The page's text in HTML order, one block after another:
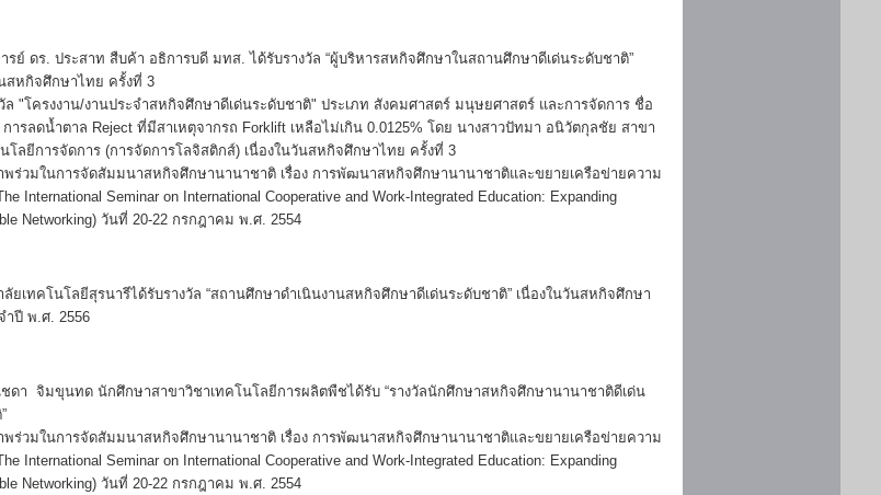
รย์ ดร. ประสาท สืบค้า อธิการบดี มทส. ได้รับรางวัล “ผู้บริหารสหกิจศึกษาในสถานศึกษาดีเด่นระดับชาติ”
สหกิจศึกษาไทย ครั้งที่ 3
ล "โครงงาน/งานประจำสหกิจศึกษาดีเด่นระดับชาติ" ประเภท สังคมศาสตร์ มนุษยศาสตร์ และการจัดการ ชื่อ
การลดน้ำตาล Reject ที่มีสาเหตุจากรถ Forklift เหลือไม่เกิน 0.0125% โดย นางสาวปัทมา อนิวัตกุลชัย สาขา
โลยีการจัดการ (การจัดการโลจิสติกส์) เนื่องในวันสหกิจศึกษาไทย ครั้งที่ 3
าพร่วมในการจัดสัมมนาสหกิจศึกษานานาชาติ เรื่อง การพัฒนาสหกิจศึกษานานาชาติและขยายเครือข่ายความ
International Seminar on International Cooperative and Work-Integrated Education: Expanding
Networking) วันที่ 20-22 กรกฎาคม พ.ศ. 2554
ยเทคโนโลยีสุรนารีได้รับรางวัล “สถานศึกษาดำเนินงานสหกิจศึกษาดีเด่นระดับชาติ” เนื่องในวันสหกิจศึกษา
ำปี พ.ศ. 2556
ดา จิมขุนทด นักศึกษาสาขาวิชาเทคโนโลยีการผลิตพืชได้รับ “รางวัลนักศึกษาสหกิจศึกษานานาชาติดีเด่น
าพร่วมในการจัดสัมมนาสหกิจศึกษานานาชาติ เรื่อง การพัฒนาสหกิจศึกษานานาชาติและขยายเครือข่ายความ
International Seminar on International Cooperative and Work-Integrated Education: Expanding
Networking) วันที่ 20-22 กรกฎาคม พ.ศ. 2554